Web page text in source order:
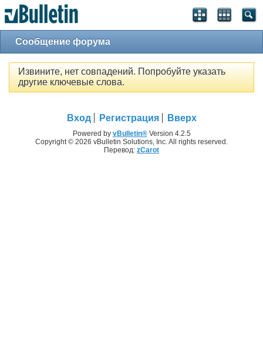
Сообщение форума
Извините, нет совпадений. Попробуйте указать
другие ключевые слова.
Вход Регистрация Вверх
Powered by vBulletin®Version 4.2.5
Copyright © 2026 vBulletin Solutions, Inc. All rights reserved.
Перевод: zCarot